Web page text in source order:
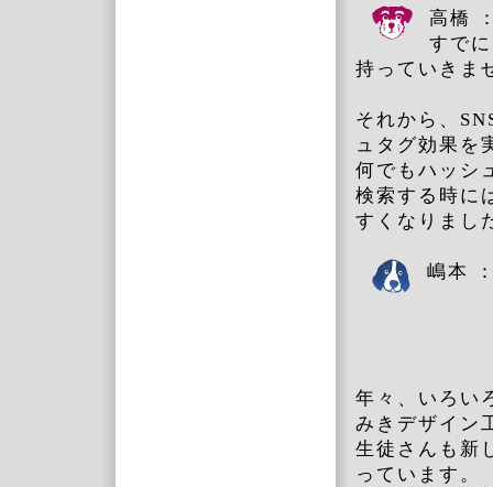
高橋
すで
持っていきま
それから、
ュタグ効果を
何でもハッシ
検索する時に
すく
嶋本
年々、いろ
みきデザイン
生徒さんも新
っています。